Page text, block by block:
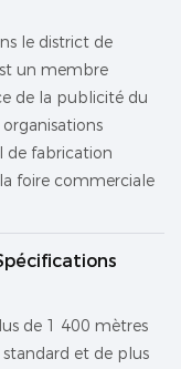
le district de
un membre
de la publicité du
de fabrication
foire commerciale
de 1 400 mètres
et de plus